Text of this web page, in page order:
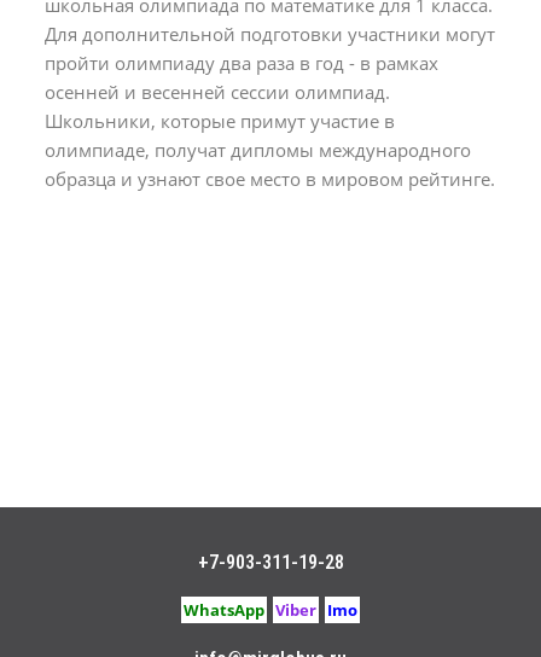
Для дополнительной подготовки участники могут
пройти олимпиаду два раза в год - в рамках
осенней и весенней сессии олимпиад.
Школьники, которые примут участие в
олимпиаде, получат дипломы международного
образца и узнают свое место в мировом рейтинге.
+7-903-311-19-28
WhatsApp Viber Imo